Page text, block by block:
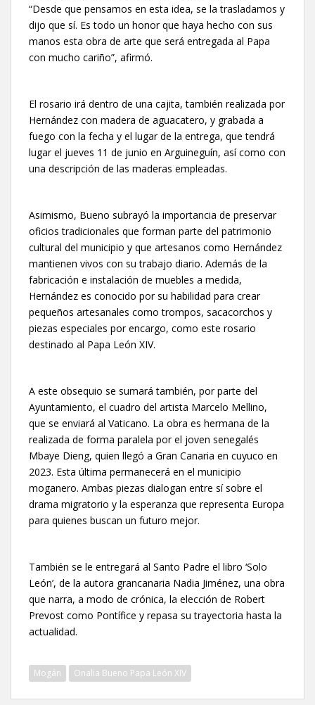
“Desde que pensamos en esta idea, se la trasladamos y
dijo que sí. Es todo un honor que haya hecho con sus
manos esta obra de arte que será entregada al Papa
con mucho cariño”, afirmó.
El rosario irá dentro de una cajita, también realizada por
Hernández con madera de aguacatero, y grabada a
fuego con la fecha y el lugar de la entrega, que tendrá
lugar el jueves 11 de junio en Arguineguín, así como con
una descripción de las maderas empleadas.
Asimismo, Bueno subrayó la importancia de preservar
oficios tradicionales que forman parte del patrimonio
cultural del municipio y que artesanos como Hernández
mantienen vivos con su trabajo diario. Además de la
fabricación e instalación de muebles a medida,
Hernández es conocido por su habilidad para crear
pequeños artesanales como trompos, sacacorchos y
piezas especiales por encargo, como este rosario
destinado al Papa León XIV.
A este obsequio se sumará también, por parte del
Ayuntamiento, el cuadro del artista Marcelo Mellino,
que se enviará al Vaticano. La obra es hermana de la
realizada de forma paralela por el joven senegalés
Mbaye Dieng, quien llegó a Gran Canaria en cuyuco en
2023. Esta última permanecerá en el municipio
moganero. Ambas piezas dialogan entre sí sobre el
drama migratorio y la esperanza que representa Europa
para quienes buscan un futuro mejor.
También se le entregará al Santo Padre el libro ‘Solo
León’, de la autora grancanaria Nadia Jiménez, una obra
que narra, a modo de crónica, la elección de Robert
Prevost como Pontífice y repasa su trayectoria hasta la
actualidad.
Mogán Onalia Bueno Papa León XIV